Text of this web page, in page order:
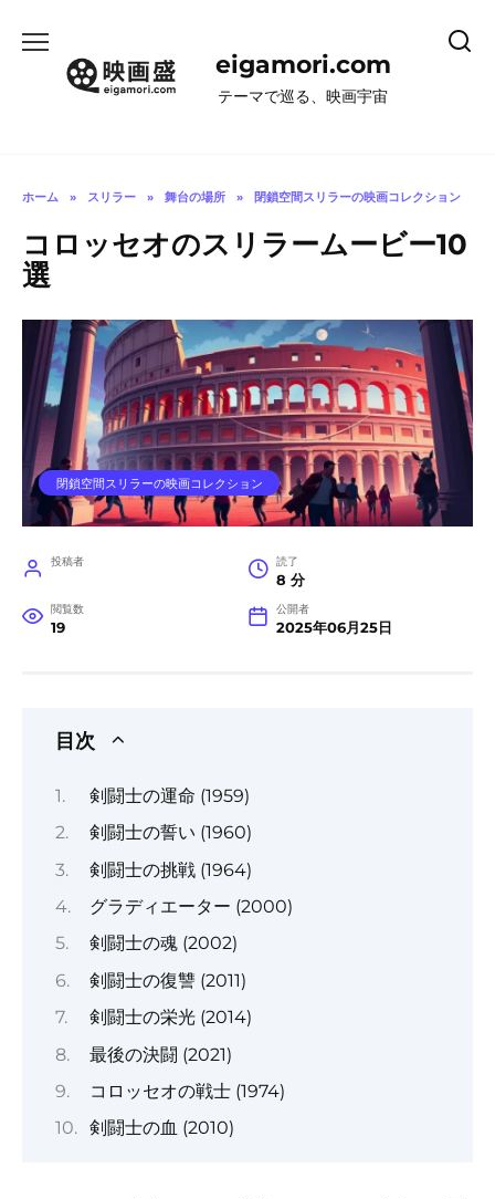
eigamori.com
テーマで巡る、映画宇宙
ホーム » スリラー » 舞台の場所 » 閉鎖空間スリラーの映画コレクション
コロッセオのスリラームービー10
選
閉鎖空間スリラーの映画コレクション
投稿者 読了
8 分
閲覧数
19
公開者
2025年06月25日
目次
剣闘士の運命 (1959)
剣闘士の誓い (1960)
剣闘士の挑戦 (1964)
グラディエーター (2000)
剣闘士の魂 (2002)
剣闘士の復讐 (2011)
剣闘士の栄光 (2014)
最後の決闘 (2021)
コロッセオの戦士 (1974)
剣闘士の血 (2010)